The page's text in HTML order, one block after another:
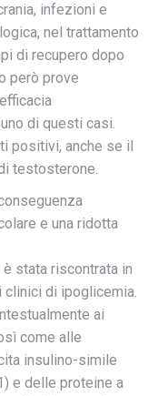
infezioni e
nel trattamento
di recupero dopo
però prove
di questi casi.
positivi, anche se il
testosterone.
e una ridotta
stata riscontrata in
clinici di ipoglicemia.
ai
come alle
insulino-simile
e delle proteine a